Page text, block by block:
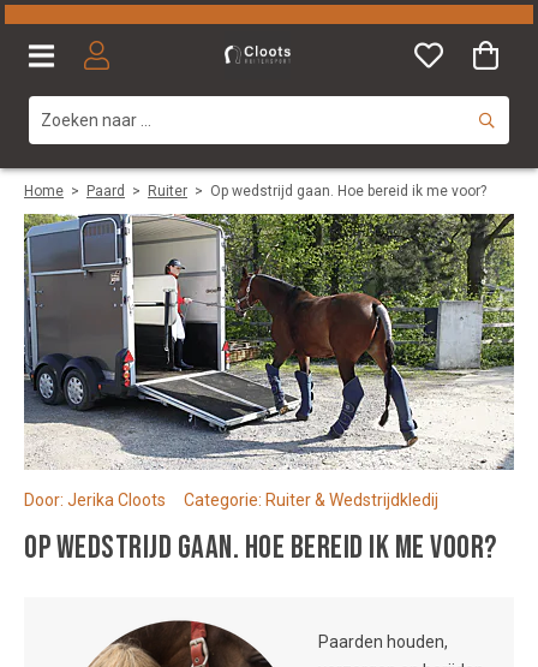
Home > Paard > Ruiter > Op wedstrijd gaan. Hoe bereid ik me voor?
Door: Jerika Cloots Categorie: Ruiter & Wedstrijdkledij
op wedstrijd gaan. Hoe bereid ik me voor?
Paarden houden,